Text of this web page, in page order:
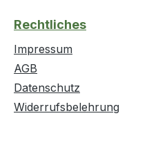
Rechtliches
Impressum
AGB
Datenschutz
Widerrufsbelehrung